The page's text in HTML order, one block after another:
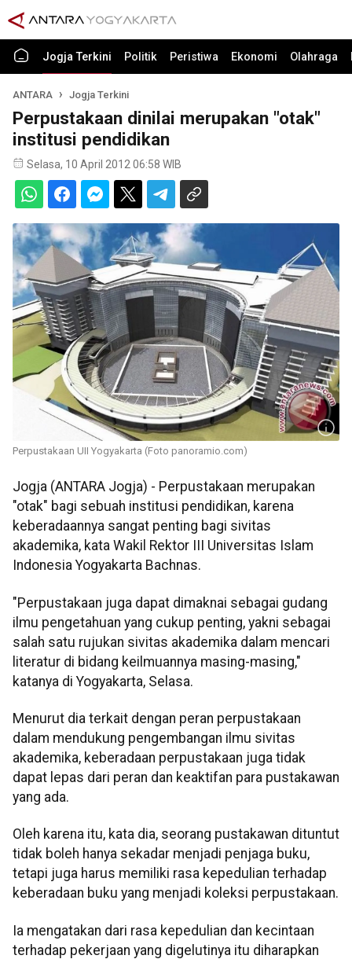
Jogja Terkini Politik Peristiwa Ekonomi Olahraga
ANTARA Jogja Terkini
Perpustakaan dinilai merupakan "otak"
institusi pendidikan
Selasa, 10 April 2012 06:58 WIB
Perpustakaan UII Yogyakarta (Foto panoramio.com)
Jogja (ANTARA Jogja) - Perpustakaan merupakan
"otak" bagi sebuah institusi pendidikan, karena
keberadaannya sangat penting bagi sivitas
akademika, kata Wakil Rektor III Universitas Islam
Indonesia Yogyakarta Bachnas.
"Perpustakaan juga dapat dimaknai sebagai gudang
ilmu pengetahuan yang cukup penting, yakni sebagai
salah satu rujukan sivitas akademika dalam mencari
literatur di bidang keilmuannya masing-masing,"
katanya di Yogyakarta, Selasa.
Menurut dia terkait dengan peran perpustakaan
dalam mendukung pengembangan ilmu sivitas
akademika, keberadaan perpustakaan juga tidak
dapat lepas dari peran dan keaktifan para pustakawan
yang ada.
Oleh karena itu, kata dia, seorang pustakawan dituntut
tidak boleh hanya sekadar menjadi penjaga buku,
tetapi juga harus memiliki rasa kepedulian terhadap
keberadaan buku yang menjadi koleksi perpustakaan.
Ia mengatakan dari rasa kepedulian dan kecintaan
terhadap pekerjaan yang digelutinya itu diharapkan